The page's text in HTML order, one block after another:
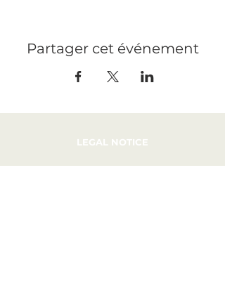
Partager cet événement
LEGAL NOTICE